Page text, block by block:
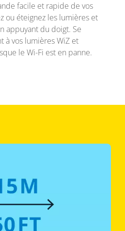
facile et rapide de vos
ou éteignez les lumières et
appuyant du doigt. Se
à vos lumières WiZ et
le Wi-Fi est en panne.